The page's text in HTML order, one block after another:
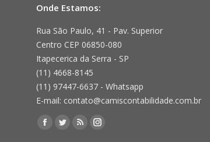
Onde Estamos:
Rua São Paulo, 41 - Pav. Superior
Centro CEP 06850-080
Itapecerica da Serra - SP
(11) 4668-8145
(11) 97447-6637 - Whatsapp
E-mail: contato@camiscontabilidade.com.br
Encontre-nos em:
Facebook
TwitterRss
Instagram